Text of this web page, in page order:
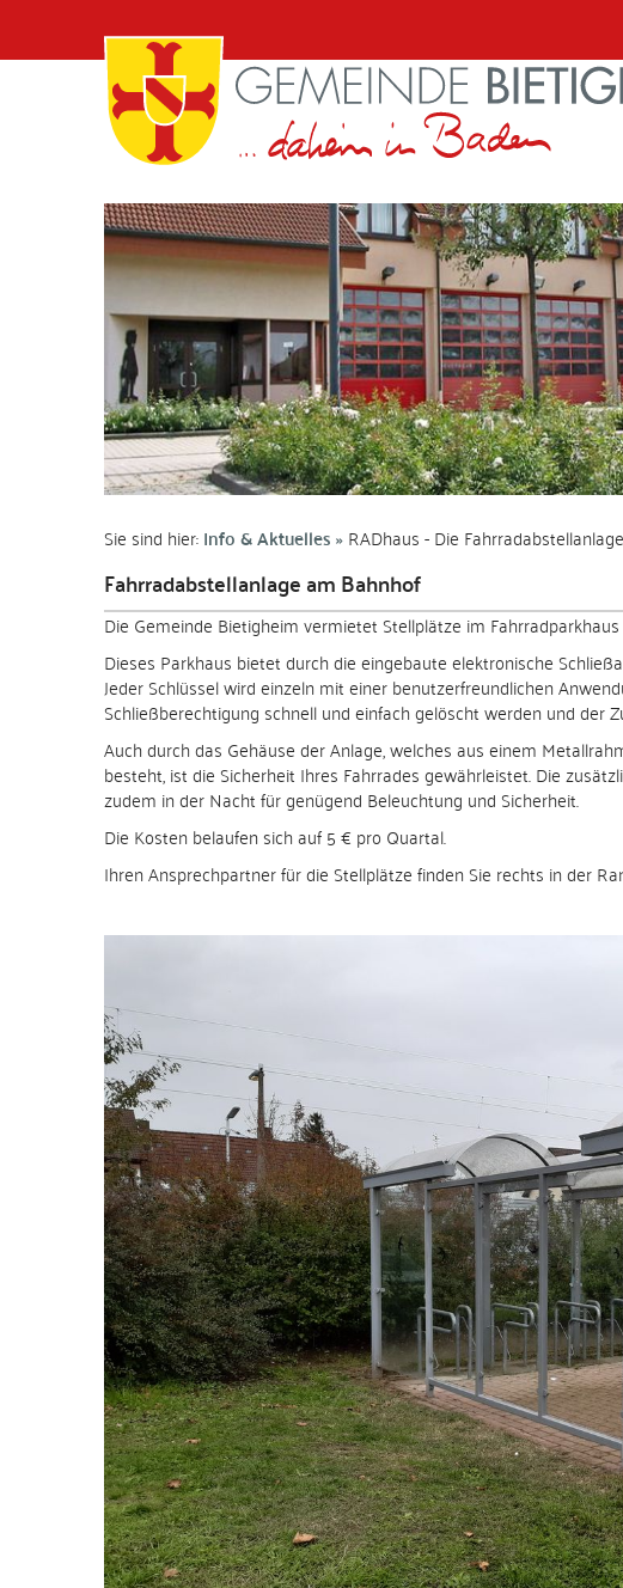
Sie sind hier:Info & Aktuelles RADhaus - Die
Fahrradabstellanlage am Bahnhof
Die Gemeinde Bietigheim vermietet Stellplätze im
Dieses Parkhaus bietet durch die eingebaute elektronische
Jeder Schlüssel wird einzeln mit einer benutzerfreundlichen
Schließberechtigung schnell und einfach gelöscht werden und der
Auch durch das Gehäuse der Anlage, welches aus einem
besteht, ist die Sicherheit Ihres Fahrrades gewährleistet. Die
zudem in der Nacht für genügend Beleuchtung und Sicherheit.
Die Kosten belaufen sich auf 5 € pro Quartal.
Ihren Ansprechpartner für die Stellplätze finden Sie rechts in der